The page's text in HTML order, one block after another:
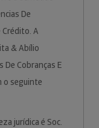
De
Crédito. A
& Abílio
De Cobranças E
o seguinte
jurídica é Soc.